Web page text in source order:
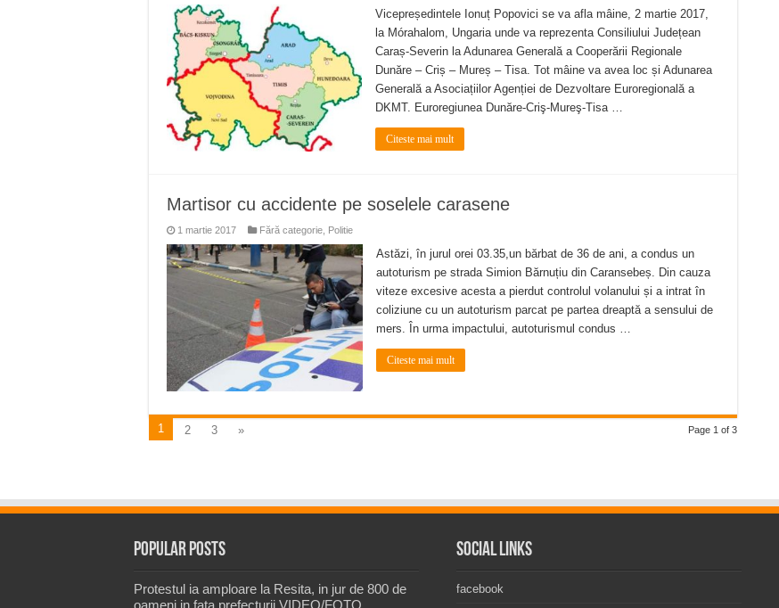
Vicepreședintele Ionuț Popovici se va afla mâine, 2 martie 2017,
la Mórahalom, Ungaria unde va reprezenta Consiliului Județean
Caraș-Severin la Adunarea Generală a Cooperării Regionale
Dunăre – Criș – Mureș – Tisa. Tot mâine va avea loc și Adunarea
Generală a Asociațiilor Agenției de Dezvoltare Euroregională a
DKMT. Euroregiunea Dunăre-Criş-Mureş-Tisa …
Citeste mai mult
Martisor cu accidente pe soselele carasene
1 martie 2017 Fără categorie Politie
Astăzi, în jurul orei 03.35,un bărbat de 36 de ani, a condus un
autoturism pe strada Simion Bărnuțiu din Caransebeș. Din cauza
viteze excesive acesta a pierdut controlul volanului și a intrat în
coliziune cu un autoturism parcat pe partea dreaptă a sensului de
mers. În urma impactului, autoturismul condus …
Citeste mai mult
Page 1 of 3
1 2 3 »
Popular Posts
Protestul ia amploare la Resita, in jur de 800 de
oameni in fata prefecturii VIDEO/FOTO
Social Links
facebook